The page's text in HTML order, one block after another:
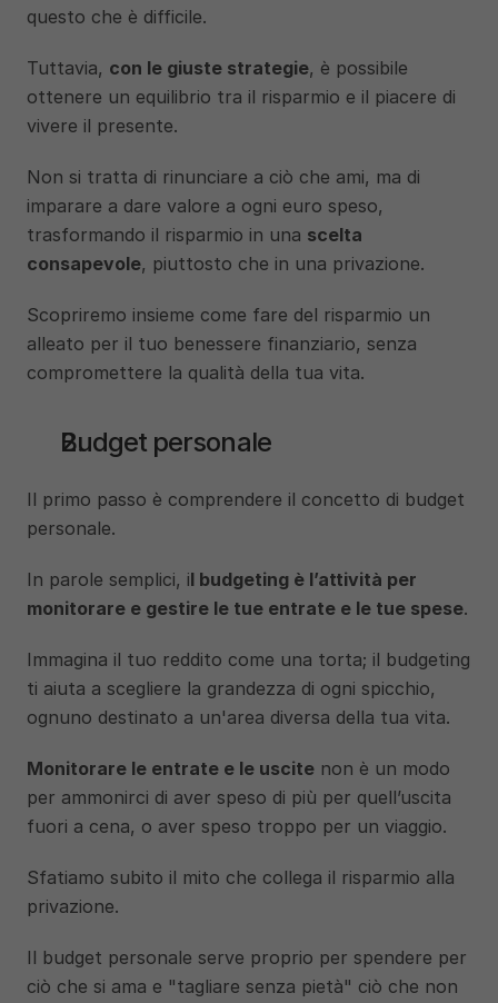
questo che è difficile.
Tuttavia, con le giuste strategie, è possibile
ottenere un equilibrio tra il risparmio e il piacere di
vivere il presente.
Non si tratta di rinunciare a ciò che ami, ma di
imparare a dare valore a ogni euro speso,
trasformando il risparmio in una scelta
consapevole, piuttosto che in una privazione.
Scopriremo insieme come fare del risparmio un
alleato per il tuo benessere finanziario, senza
compromettere la qualità della tua vita.
Budget personale
Il primo passo è comprendere il concetto di budget
personale.
In parole semplici, il budgeting è l’attività per
monitorare e gestire le tue entrate e le tue spese
Immagina il tuo reddito come una torta; il budgeting
ti aiuta a scegliere la grandezza di ogni spicchio,
ognuno destinato a un'area diversa della tua vita.
Monitorare le entrate e le uscite non è un modo
per ammonirci di aver speso di più per quell’uscita
fuori a cena, o aver speso troppo per un viaggio.
Sfatiamo subito il mito che collega il risparmio alla
privazione.
Il budget personale serve proprio per spendere per
ciò che si ama e "tagliare senza pietà" ciò che non